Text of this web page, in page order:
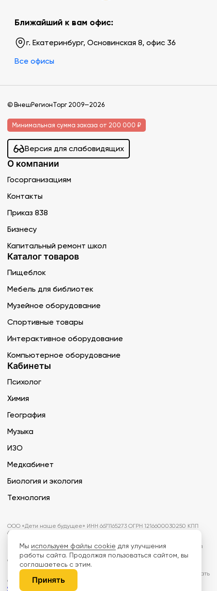
Ближайший к вам офис:
г. Екатеринбург, Основинская 8, офис 36
Все офисы
© ВнешРегионТорг 2009—2026
Минимальная сумма заказа от 200 000 ₽
Версия для слабовидящих
О компании
Госорганизациям
Контакты
Приказ 838
Бизнесу
Капитальный ремонт школ
Каталог товаров
Пищеблок
Мебель для библиотек
Музейное оборудование
Спортивные товары
Интерактивное оборудование
Компьютерное оборудование
Кабинеты
Психолог
Химия
География
Музыка
ИЗО
Медкабинет
Биология и экология
Технология
ООО «Дети наше будущее» ИНН 6671165273 ОГРН 1216600030250 КПП
667101001 БИК 046577674
Информация на сайте не является публичной офертой. Изображения
могут отличаться от поставляемых товаров. Поставщик оставляет за
собой право изменить цены и характеристики товаров без
предварительного уведомления заказчика, если это не влияет на
качество поставляемой продукции. Мы используем cookie, чтобы делать
сайт лучше. Пользуясь сайтом, вы соглашаетесь с
обработки персональных данных и политикой конфиденциальности.
Мы используем файлы cookie для улучшения
работы сайта. Продолжая пользоваться сайтом, вы
соглашаетесь с этим.
Принять